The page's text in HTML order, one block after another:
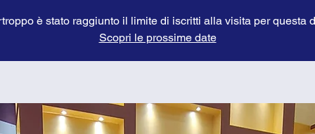
è stato raggiunto il limite di iscritti alla visita per questa
Scopri le prossime date